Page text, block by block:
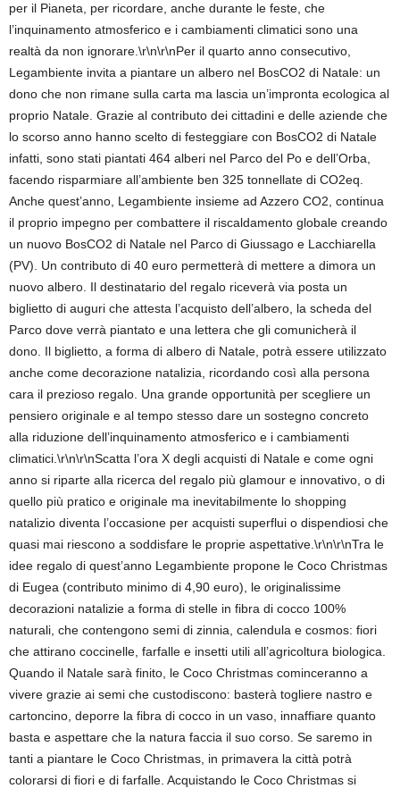
per il Pianeta, per ricordare, anche durante le feste, che
l’inquinamento atmosferico e i cambiamenti climatici sono una
realtà da non ignorare.\r\n\r\nPer il quarto anno consecutivo,
Legambiente invita a piantare un albero nel BosCO2 di Natale: un
dono che non rimane sulla carta ma lascia un’impronta ecologica al
proprio Natale. Grazie al contributo dei cittadini e delle aziende che
lo scorso anno hanno scelto di festeggiare con BosCO2 di Natale
infatti, sono stati piantati 464 alberi nel Parco del Po e dell’Orba,
facendo risparmiare all’ambiente ben 325 tonnellate di CO2eq.
Anche quest’anno, Legambiente insieme ad Azzero CO2, continua
il proprio impegno per combattere il riscaldamento globale creando
un nuovo BosCO2 di Natale nel Parco di Giussago e Lacchiarella
(PV). Un contributo di 40 euro permetterà di mettere a dimora un
nuovo albero. Il destinatario del regalo riceverà via posta un
biglietto di auguri che attesta l’acquisto dell’albero, la scheda del
Parco dove verrà piantato e una lettera che gli comunicherà il
dono. Il biglietto, a forma di albero di Natale, potrà essere utilizzato
anche come decorazione natalizia, ricordando così alla persona
cara il prezioso regalo. Una grande opportunità per scegliere un
pensiero originale e al tempo stesso dare un sostegno concreto
alla riduzione dell’inquinamento atmosferico e i cambiamenti
climatici.\r\n\r\nScatta l’ora X degli acquisti di Natale e come ogni
anno si riparte alla ricerca del regalo più glamour e innovativo, o di
quello più pratico e originale ma inevitabilmente lo shopping
natalizio diventa l’occasione per acquisti superflui o dispendiosi che
quasi mai riescono a soddisfare le proprie aspettative.\r\n\r\nTra le
idee regalo di quest’anno Legambiente propone le Coco Christmas
di Eugea (contributo minimo di 4,90 euro), le originalissime
decorazioni natalizie a forma di stelle in fibra di cocco 100%
naturali, che contengono semi di zinnia, calendula e cosmos: fiori
che attirano coccinelle, farfalle e insetti utili all’agricoltura biologica.
Quando il Natale sarà finito, le Coco Christmas cominceranno a
vivere grazie ai semi che custodiscono: basterà togliere nastro e
cartoncino, deporre la fibra di cocco in un vaso, innaffiare quanto
basta e aspettare che la natura faccia il suo corso. Se saremo in
tanti a piantare le Coco Christmas, in primavera la città potrà
colorarsi di fiori e di farfalle. Acquistando le Coco Christmas si